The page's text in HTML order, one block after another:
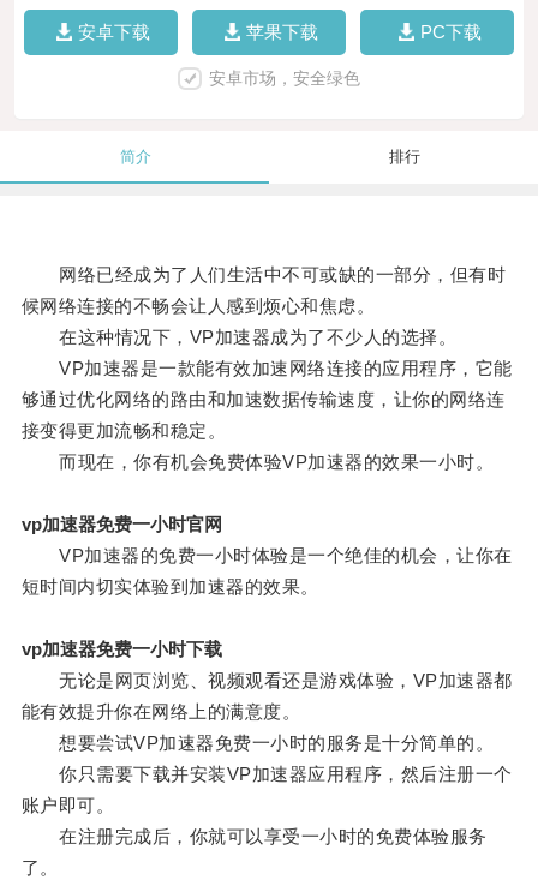
安卓下载 苹果下载 PC下载
安卓市场，安全绿色
简介 排行
网络已经成为了人们生活中不可或缺的一部分，但有时
候网络连接的不畅会让人感到烦心和焦虑。
在这种情况下，VP加速器成为了不少人的选择。
VP加速器是一款能有效加速网络连接的应用程序，它能
够通过优化网络的路由和加速数据传输速度，让你的网络连
接变得更加流畅和稳定。
而现在，你有机会免费体验VP加速器的效果一小时。
vp加速器免费一小时官网
VP加速器的免费一小时体验是一个绝佳的机会，让你在
短时间内切实体验到加速器的效果。
vp加速器免费一小时下载
无论是网页浏览、视频观看还是游戏体验，VP加速器都
能有效提升你在网络上的满意度。
想要尝试VP加速器免费一小时的服务是十分简单的。
你只需要下载并安装VP加速器应用程序，然后注册一个
账户即可。
在注册完成后，你就可以享受一小时的免费体验服务
了。